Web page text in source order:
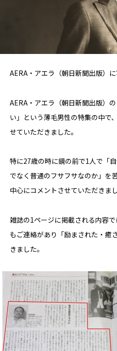
AERA・アエラ（朝日新聞出版）
AERA・アエラ（朝日新聞出版）
い」という薄毛男性の特集の中で
せていただきました。
特に27歳の時に鏡の前で1人で「
でなく普通のフサフサなのか」を
中心にコメントさせていただきまし
雑誌の1ページに掲載される内容
もご連絡があり「励まされた・癒
きました。